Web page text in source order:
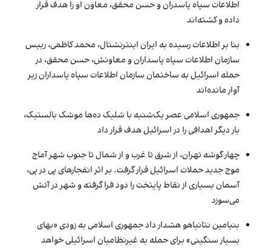
اطلاعات سپاه پاسدران و حسن محقق، معاون او را هدف قرار
داده و کشته‌اند
بنا بر اطلاعات رسیده به ایران اینترنشنال، محمد کاظمی، رییس
سازمان اطلاعات سپاه پاسداران و معاونش، حسن محقق، در
حمله اسرائیل به ساختمان سازمان اطلاعات سپاه پاسداران زیر
آوار مانده‌اند
جمهوری اسلامی عصر یک‌شنبه با شلیک ده‌ها موشک بالستیک،‌
بار دیگر اهدافی را در اسرائیل هدف قرار داد
چهار گوشه تهران، از شرق تا غرب و از شمال تا جنوب شهر آماج
موج جدید حملات اسرائیل قرار گرفت. بر اثر انفجارهای پی در پی،
آسمان بسیاری از نقاط پایتخت را دود فرا گرفته و شهر در آتش
می‌سوزد
بنیامین نتانیاهو هشدار داد جمهوری اسلامی به زودی «بهای
بسیار سنگینی» برای حمله به غیرنظامیان اسرائیلی خواهد